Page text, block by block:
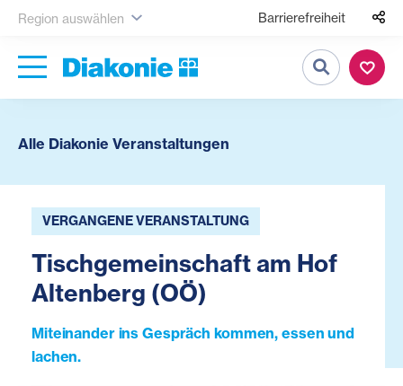
Region auswählen Barrierefreiheit
Suche
Alle Diakonie Veranstaltungen
VERGANGENE VERANSTALTUNG
Tischgemeinschaft am Hof
Altenberg (OÖ)
Miteinander ins Gespräch kommen, essen und
lachen.